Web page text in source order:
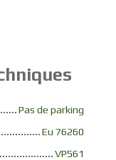
Pas de parking
Eu 76260
VP561